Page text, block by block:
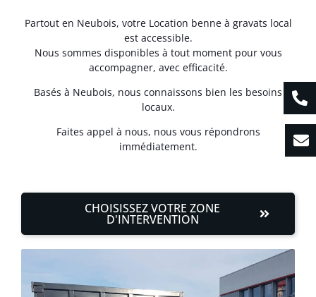
Partout en Neubois, votre Location benne à gravats local
est accessible.
Nous sommes disponibles à tout moment pour vous
accompagner, avec efficacité.
Basés à Neubois, nous connaissons bien les besoins
locaux.
Faites appel à nous, nous vous répondrons
immédiatement.
CHOISISSEZ VOTRE ZONE
D'INTERVENTION